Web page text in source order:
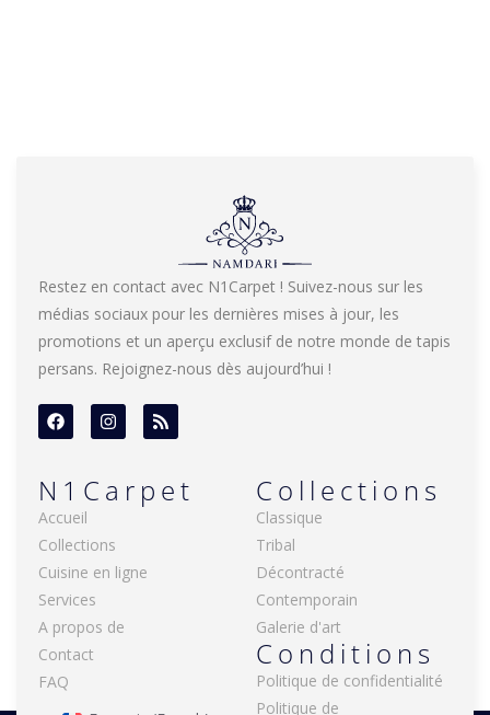
N1Carpet
Accueil
Collections
Cuisine en ligne
Services
A propos de
Contact
FAQ
Collections
Classique
Tribal
Décontracté
Contemporain
Galerie d'art
Conditions
Politique de confidentialité
Politique de
Restez en contact avec N1Carpet ! Suivez-nous sur les
médias sociaux pour les dernières mises à jour, les
promotions et un aperçu exclusif de notre monde de tapis
persans. Rejoignez-nous dès aujourd’hui !